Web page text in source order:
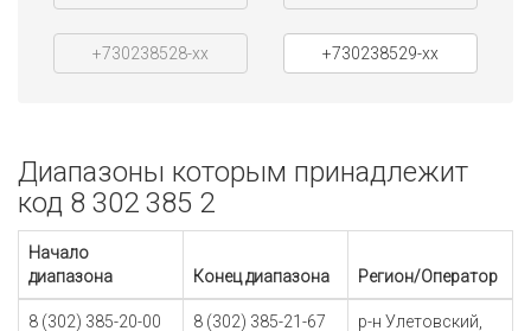
+730238528-xx +730238529-xx
Диапазоны которым принадлежит
код 8 302 385 2
Начало
диапазона
Конец диапазона Регион/Оператор
8 (302) 385-20-00 8 (302) 385-21-67
р-н Улетовский,